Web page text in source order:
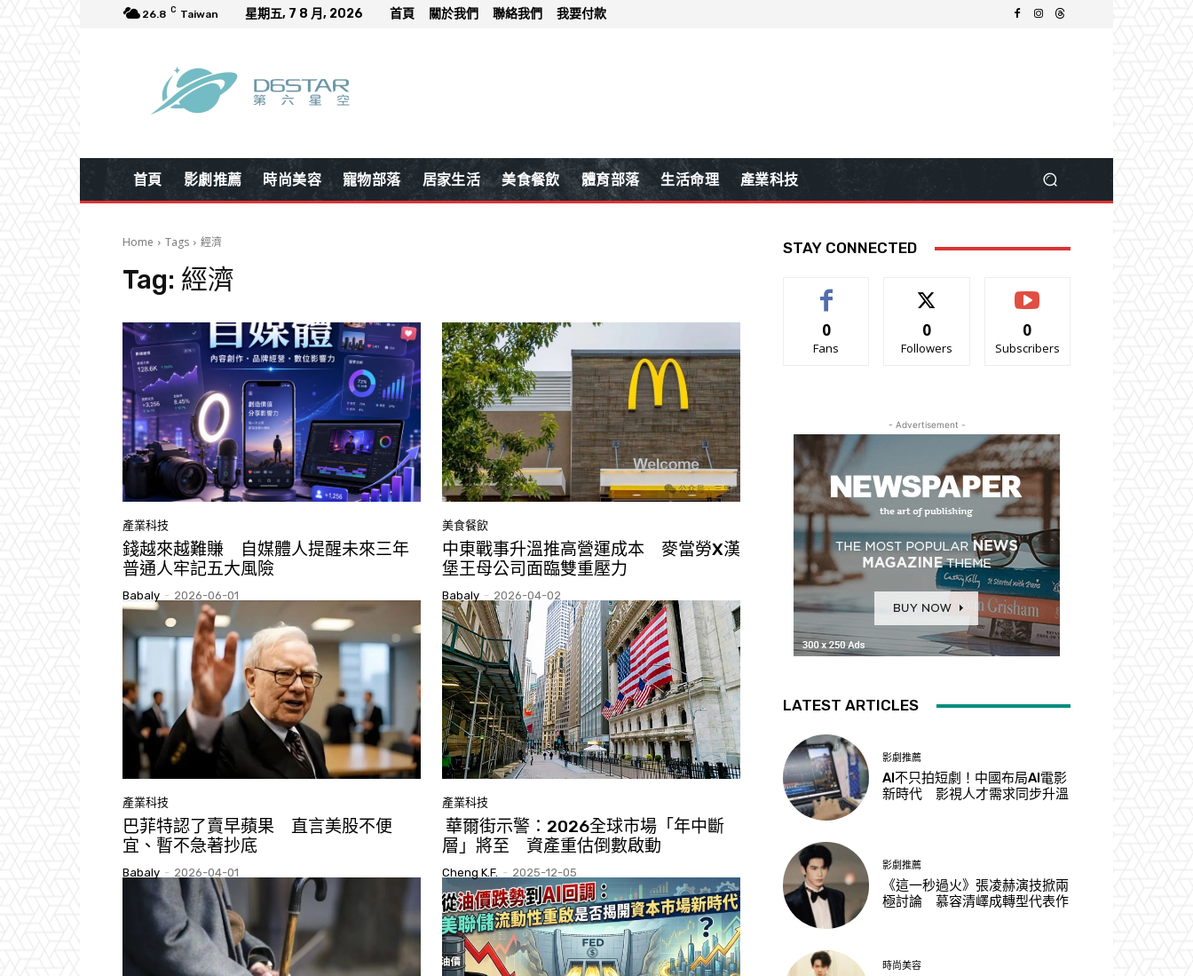
26.8 C Taiwan 星期五, 7 8 月, 2026 首頁 關於我們 聯絡我們 我要付款
首頁 影劇推薦 時尚美容 寵物部落 居家生活 美食餐飲 體育部落 生活命理 產業科技
Home Tags 經濟
Tag: 經濟
產業科技
錢越來越難賺 自媒體人提醒未來三年
普通人牢記五大風險
Babaly - 2026-06-01
美食餐飲
中東戰事升溫推高營運成本 麥當勞X漢
堡王母公司面臨雙重壓力
Babaly - 2026-04-02
產業科技
巴菲特認了賣早蘋果 直言美股不便
宜、暫不急著抄底
Babaly - 2026-04-01
產業科技
華爾街示警：2026全球市場「年中斷
層」將至 資產重估倒數啟動
Cheng K.F. - 2025-12-05
STAY CONNECTED
0
Fans
0
Followers
0
Subscribers
- Advertisement -
LATEST ARTICLES
影劇推薦
AI不只拍短劇！中國布局AI電影
新時代 影視人才需求同步升溫
影劇推薦
《這一秒過火》張凌赫演技掀兩
極討論 慕容清嶧成轉型代表作
時尚美容